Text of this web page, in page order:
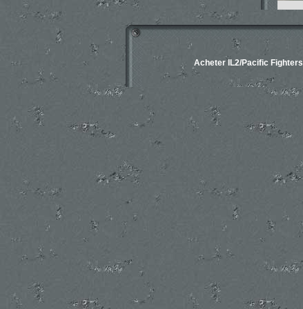
Acheter IL2/Pacific Fighters